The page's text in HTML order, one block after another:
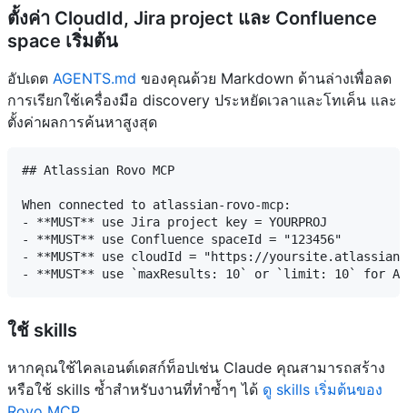
ตั้งค่า CloudId, Jira project และ Confluence
space เริ่มต้น
อัปเดต AGENTS.md ของคุณด้วย Markdown ด้านล่างเพื่อลด
การเรียกใช้เครื่องมือ discovery ประหยัดเวลาและโทเค็น และ
ตั้งค่าผลการค้นหาสูงสุด
## Atlassian Rovo MCP
When connected to atlassian-rovo-mcp:
- **MUST** use Jira project key = YOURPROJ
- **MUST** use Confluence spaceId = "123456"
- **MUST** use cloudId = "https://
ใช้ skills
หากคุณใช้ไคลเอนต์เดสก์ท็อปเช่น Claude คุณสามารถสร้าง
หรือใช้ skills ซ้ำสำหรับงานที่ทำซ้ำๆ ได้ ดู skills เริ่มต้นของ